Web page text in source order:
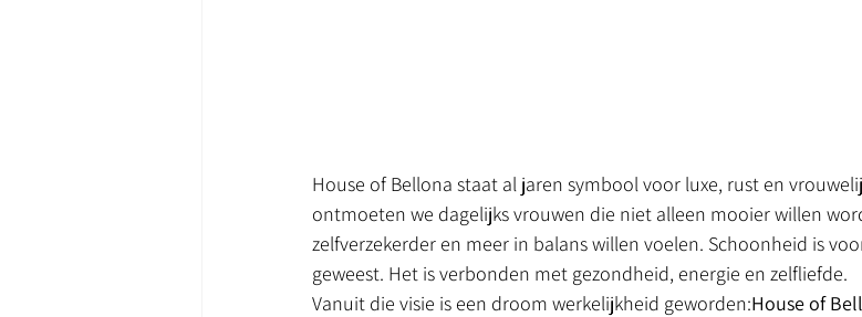
House of Bellona staat al jaren symbool voor luxe, rust en
ontmoeten we dagelijks vrouwen die niet alleen mooier willen
zelfverzekerder en meer in balans willen voelen. Schoonheid is
geweest. Het is verbonden met gezondheid, energie en zelfliefde.
Vanuit die visie is een droom werkelijkheid geworden:House of